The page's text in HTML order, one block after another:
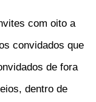
com oito a
convidados que
de fora
dentro de